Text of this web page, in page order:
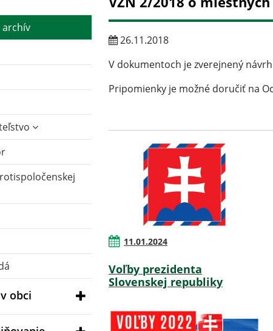
archív
obci
26.11.2018
V dokumentoch je zverejnený
Pripomienky je možné doručiť na
11.01.2024
Voľby prezidenta
Slovenskej republiky